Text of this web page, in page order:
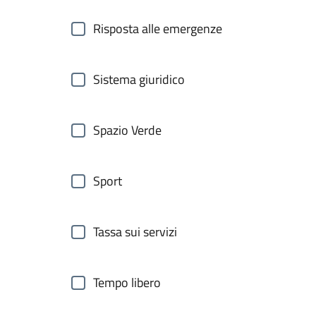
Risposta alle emergenze
Sistema giuridico
Spazio Verde
Sport
Tassa sui servizi
Tempo libero